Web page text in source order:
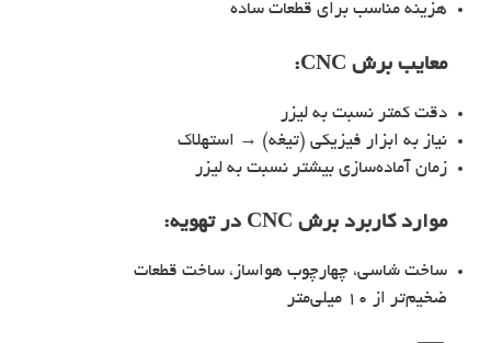
هزینه مناسب برای قطعات ساده
معایب برش CNC:
دقت کمتر نسبت به لیزر
نیاز به ابزار فیزیکی (تیغه) → استهلاک
زمان آماده‌سازی بیشتر نسبت به لیزر
موارد کاربرد برش CNC در تهویه:
ساخت شاسی، چهارچوب هواساز، ساخت قطعات
ضخیم‌تر از ۱۰ میلی‌متر